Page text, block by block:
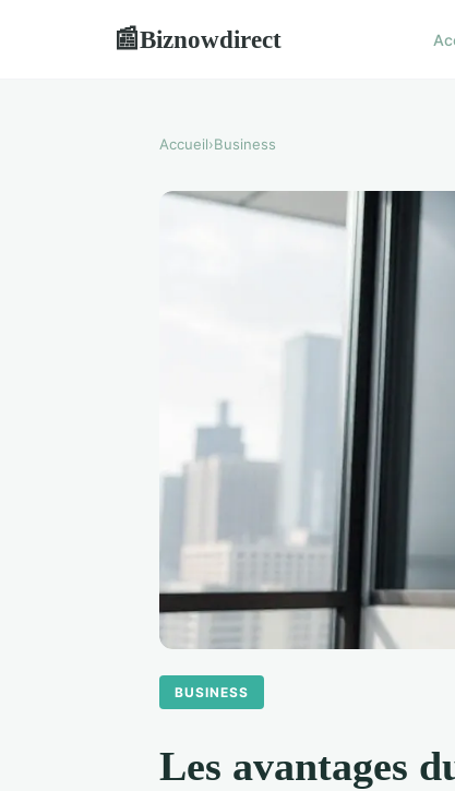
📰Biznowdirect
Accueil›Business
BUSINESS
Les avantages